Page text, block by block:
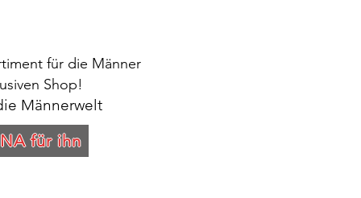
für die Männer
Shop!
Männerwelt
für ihn